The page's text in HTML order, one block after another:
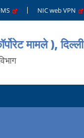
NIC web VPN
मामले ), दिल्ली